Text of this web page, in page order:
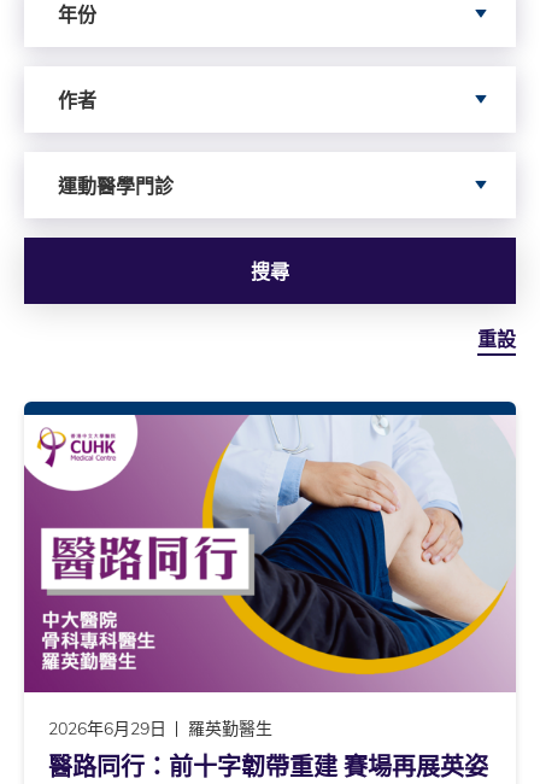
年份
作者
運動醫學門診
搜尋
重設
2026年6月29日 羅英勤醫生
醫路同行：前十字韌帶重建 賽場再展英姿